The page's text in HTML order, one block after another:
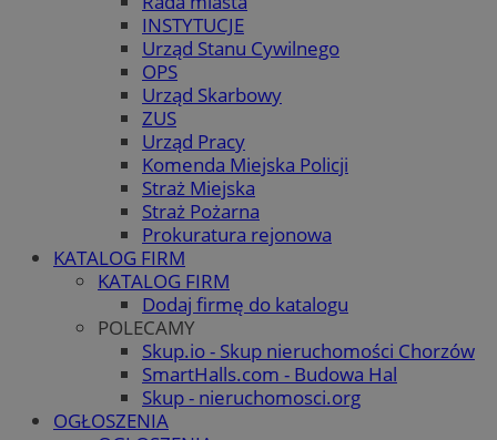
INSTYTUCJE
Urząd Stanu Cywilnego
OPS
Urząd Skarbowy
ZUS
Urząd Pracy
Komenda Miejska Policji
Straż Miejska
Straż Pożarna
Prokuratura rejonowa
KATALOG FIRM
KATALOG FIRM
Dodaj firmę do katalogu
POLECAMY
Skup.io - Skup nieruchomości Chorzów
SmartHalls.com - Budowa Hal
Skup - nieruchomosci.org
OGŁOSZENIA